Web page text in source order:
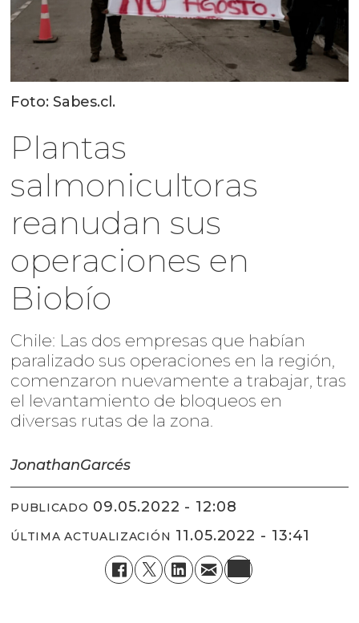
Foto: Sabes.cl.
Plantas
salmonicultoras
reanudan sus
operaciones en
Biobío
Chile: Las dos empresas que habían
paralizado sus operaciones en la región,
comenzaron nuevamente a trabajar, tras
el levantamiento de bloqueos en
diversas rutas de la zona.
JonathanGarcés
PUBLICADO 09.05.2022 - 12:08
ÚLTIMA ACTUALIZACIÓN 11.05.2022 - 13:41